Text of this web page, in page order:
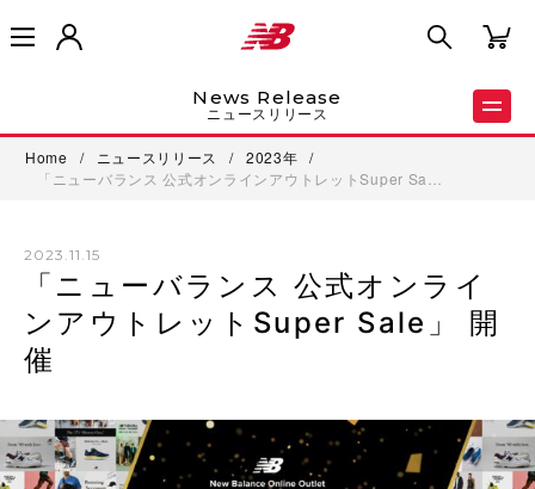
News Release
ニュースリリース
Home / ニュースリリース / 2023年
/
「ニューバランス 公式オンラインアウトレットSuper Sa…
2023.11.15
「ニューバランス 公式オンライ
ンアウトレットSuper Sale」 開
催